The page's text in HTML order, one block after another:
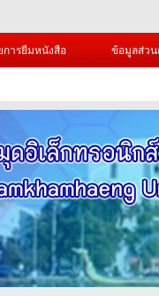
การยืมหนังสือ ข้อมูลส่ว